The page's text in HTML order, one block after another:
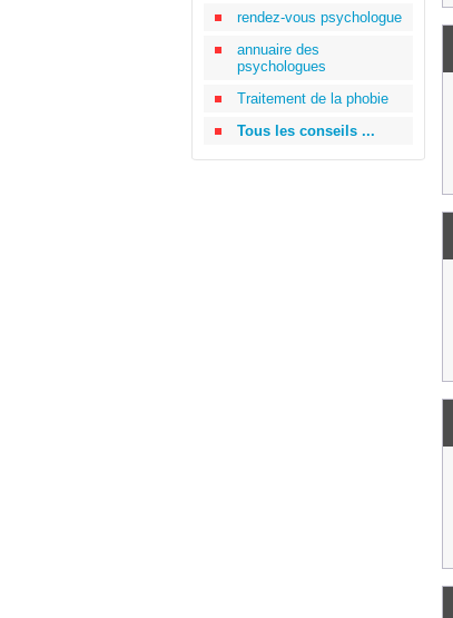
rendez-vous psychologue
annuaire des
psychologues
Traitement de la phobie
Tous les conseils ...